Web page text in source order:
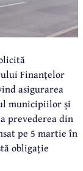
Finanţelor
asigurarea
municipiilor și
prevederea din
pe 5 martie în
obligație